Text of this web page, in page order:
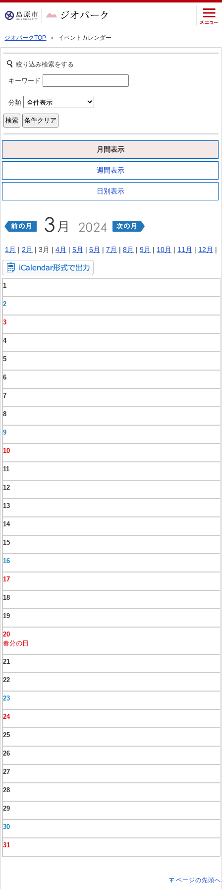
ジオパークTOP ＞ イベントカレンダー
絞り込み検索をする
キーワード
分類
月間表示
週間表示
日別表示
1月 | 2月 | 3月 | 4月 | 5月 | 6月 | 7月 | 8月 | 9月 | 10月 | 11月 | 12月 |
1
2
3
4
5
6
7
8
9
10
11
12
13
14
15
16
17
18
19
20
春分の日
21
22
23
24
25
26
27
28
29
30
31
ページの先頭へ